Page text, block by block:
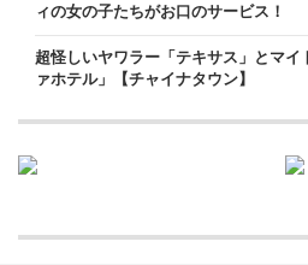
ィの女の子たちがお口のサービス！
超怪しいヤワラー「テキサス」とマイ
ァホテル」【チャイナタウン】